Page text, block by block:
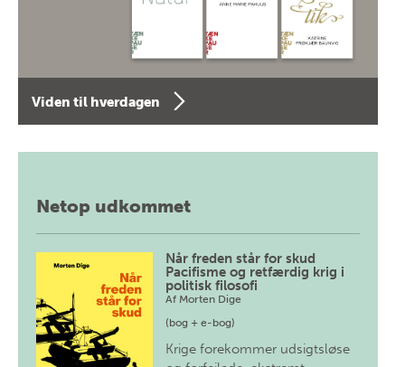
Viden til hverdagen
Netop udkommet
Når freden står for skud
Pacifisme og retfærdig krig i
politisk filosofi
Af Morten Dige
(bog + e-bog)
Krige forekommer udsigtsløse